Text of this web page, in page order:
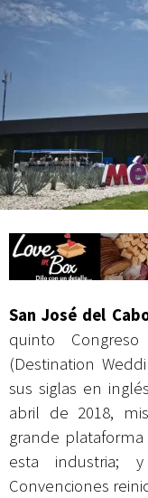
Mes Patrio
Atiende XV
San José del
quinto
(Destination
sus siglas en
abril de 2018,
grande
esta
Convenciones